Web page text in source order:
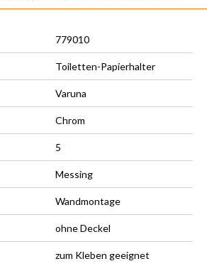
779010
Toiletten-Papierhalter
Varuna
Chrom
5
Messing
Wandmontage
ohne Deckel
zum Kleben geeignet